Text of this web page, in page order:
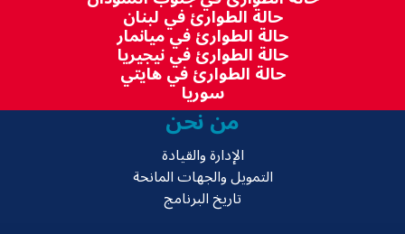
حالة الطوارئ في لبنان
حالة الطوارئ في ميانمار
حالة الطوارئ في نيجيريا
حالة الطوارئ في هايتي
سوريا
من نحن
الإدارة والقيادة
التمويل والجهات المانحة
تاريخ البرنامج